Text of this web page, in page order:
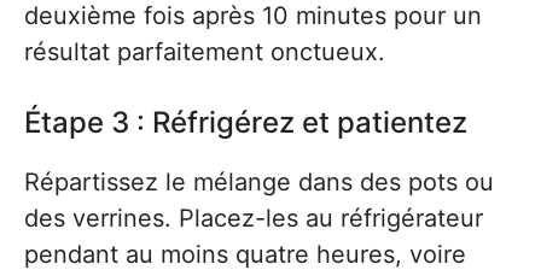
deuxième fois après 10 minutes pour un
résultat parfaitement onctueux.
Étape 3 : Réfrigérez et patientez
Répartissez le mélange dans des pots ou
des verrines. Placez-les au réfrigérateur
pendant au moins quatre heures, voire